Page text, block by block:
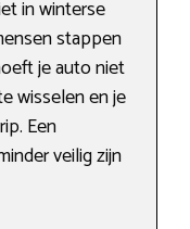
in winterse
stappen
je auto niet
wisselen en je
Een
veilig zijn